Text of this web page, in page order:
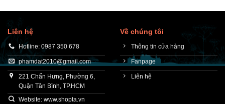
Liên hệ
Hotline: 0987 350 678
phamdat2010@gmail.com
221 Chấn Hưng, Phường 6,
Quận Tân Bình, TP.HCM
Website: www.shopta.vn
Về chúng tôi
Thông tin cửa hàng
Fanpage
Liên hệ